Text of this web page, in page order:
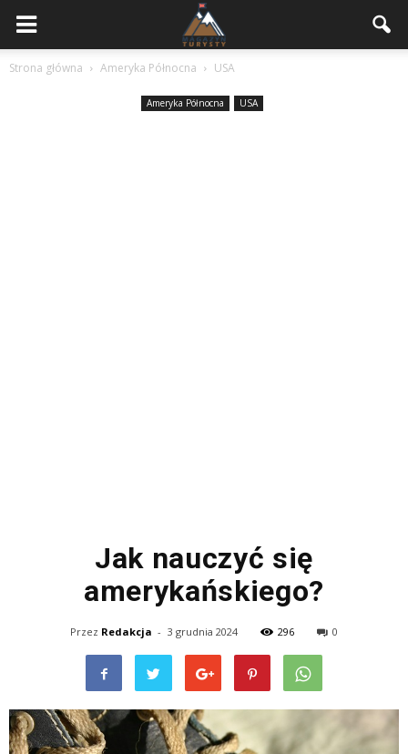
Strona główna Ameryka Północna USA
Ameryka Północna USA
Jak nauczyć się
amerykańskiego?
Przez Redakcja - 3 grudnia 2024 296 0